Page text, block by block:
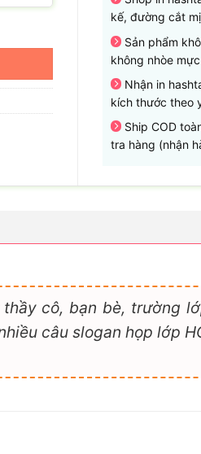
kế, đường cắt
Sản phẩm
không nhòe
Nhận in
kích thước theo
Ship COD
tra hàng (nhận
cô, bạn bè, trường
câu slogan họp lớp